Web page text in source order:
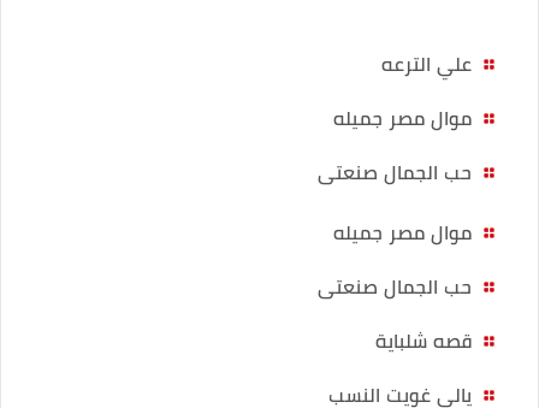
علي الترعه
موال مصر جميله
حب الجمال صنعتى
موال مصر جميله
حب الجمال صنعتى
قصه شلباية
يالى غويت النسب